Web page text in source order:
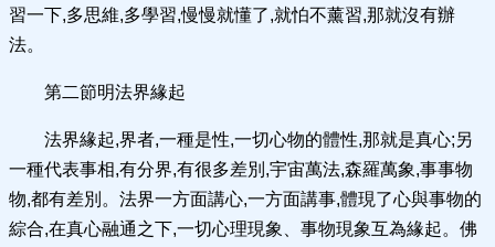
習一下,多思維,多學習,慢慢就懂了,就怕不薰習,那就沒有辦
法。
第二節明法界緣起
法界緣起,界者,一種是性,一切心物的體性,那就是真心;另
一種代表事相,有分界,有很多差別,宇宙萬法,森羅萬象,事事物
物,都有差別。法界一方面講心,一方面講事,體現了心與事物的
綜合,在真心融通之下,一切心理現象、事物現象互為緣起。佛